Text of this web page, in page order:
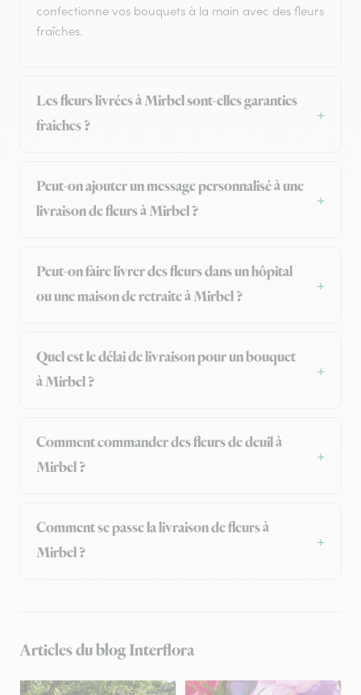
confectionne vos bouquets à la main avec des fleurs
fraîches.
Les fleurs livrées à Mirbel sont-elles garanties
fraîches ?
Peut-on ajouter un message personnalisé à une
livraison de fleurs à Mirbel ?
Peut-on faire livrer des fleurs dans un hôpital
ou une maison de retraite à Mirbel ?
Quel est le délai de livraison pour un bouquet
à Mirbel ?
Comment commander des fleurs de deuil à
Mirbel ?
Comment se passe la livraison de fleurs à
Mirbel ?
Articles du blog Interflora